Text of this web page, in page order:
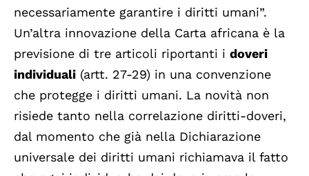
necessariamente garantire i diritti umani”.
Un’altra innovazione della Carta africana è la
previsione di tre articoli riportanti i doveri
individuali (artt. 27-29) in una convenzione
che protegge i diritti umani. La novità non
risiede tanto nella correlazione diritti-doveri,
dal momento che già nella Dichiarazione
universale dei diritti umani richiamava il fatto